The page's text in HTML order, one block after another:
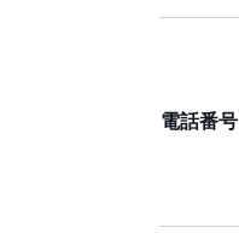
電話番号